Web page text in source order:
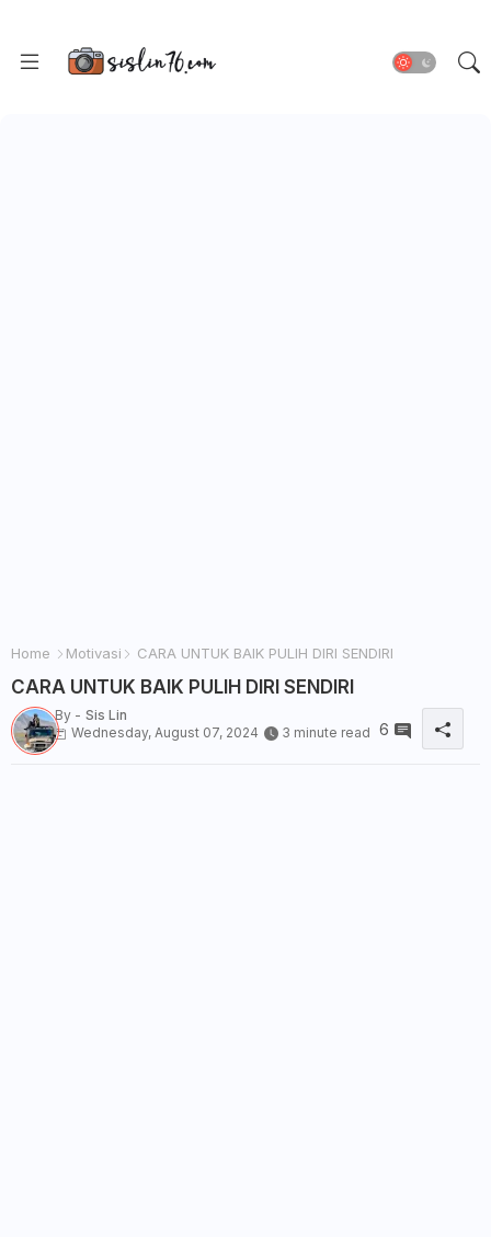
Home Motivasi CARA UNTUK BAIK PULIH DIRI SENDIRI
CARA UNTUK BAIK PULIH DIRI SENDIRI
By - Sis Lin
Wednesday, August 07, 2024
3 minute read 6